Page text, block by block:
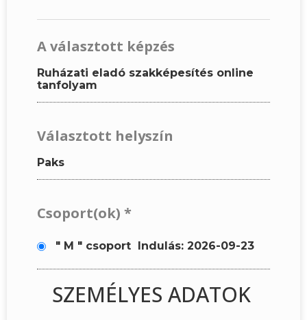
A választott képzés
Ruházati eladó szakképesítés online
tanfolyam
Választott helyszín
Paks
Csoport(ok) *
" M " csoport Indulás: 2026-09-23
SZEMÉLYES ADATOK